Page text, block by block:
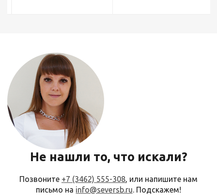
Не нашли то, что искали?
Позвоните +7 (3462) 555-308, или напишите нам
письмо на info@seversb.ru. Подскажем!